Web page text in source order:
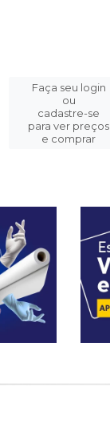
Faça seu login
ou
cadastre-se
para ver preços
e comprar